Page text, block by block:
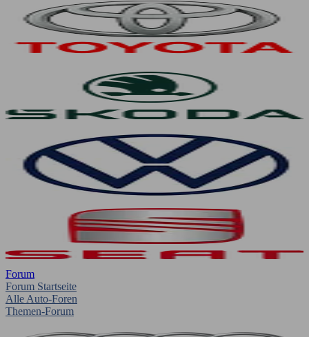
Forum
Forum Startseite
Alle Auto-Foren
Themen-Forum